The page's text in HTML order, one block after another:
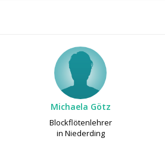
Michaela Götz
Blockflötenlehrer
in Niederding